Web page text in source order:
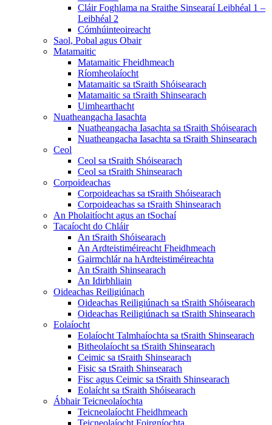
Cláir Foghlama na Sraithe Sinsearaí Leibhéal 1 –
Leibhéal 2
Cómhúinteoireacht
Saol, Pobal agus Obair
Matamaitic
Matamaitic Fheidhmeach
Ríomheolaíocht
Matamaitic sa tSraith Shóisearach
Matamaitic sa tSraith Shinsearach
Uimhearthacht
Nuatheangacha Iasachta
Nuatheangacha Iasachta sa tSraith Shóisearach
Nuatheangacha Iasachta sa tSraith Shinsearach
Ceol
Ceol sa tSraith Shóisearach
Ceol sa tSraith Shinsearach
Corpoideachas
Corpoideachas sa tSraith Shóisearach
Corpoideachas sa tSraith Shinsearach
An Pholaitíocht agus an tSochaí
Tacaíocht do Chláir
An tSraith Shóisearach
An Ardteistiméireacht Fheidhmeach
Gairmchlár na hArdteistiméireachta
An tSraith Shinsearach
An Idirbhliain
Oideachas Reiligiúnach
Oideachas Reiligiúnach sa tSraith Shóisearach
Oideachas Reiligiúnach sa tSraith Shinsearach
Eolaíocht
Eolaíocht Talmhaíochta sa tSraith Shinsearach
Bitheolaíocht sa tSraith Shinsearach
Ceimic sa tSraith Shinsearach
Fisic sa tSraith Shinsearach
Fisc agus Ceimic sa tSraith Shinsearach
Eolaícht sa tSraith Shóisearach
Ábhair Teicneolaíochta
Teicneolaíocht Fheidhmeach
Teicneolaíocht Foirgníochta